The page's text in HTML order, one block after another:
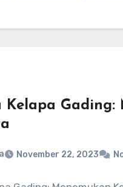
Kelapa
November 22, 2023